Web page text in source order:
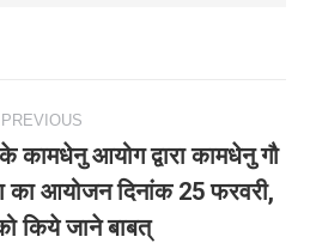
PREVIOUS
Previous
post:
कामधेनु आयोग द्वारा कामधेनु गौ
का आयोजन दिनांक 25 फरवरी,
किये जाने बाबत्